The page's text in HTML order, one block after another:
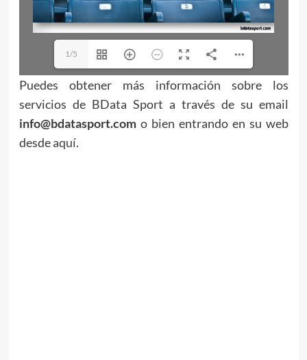
1/5
Puedes obtener más información sobre los
servicios de BData Sport a través de su email
info@bdatasport.como bien entrando en su web
desdeaquí.